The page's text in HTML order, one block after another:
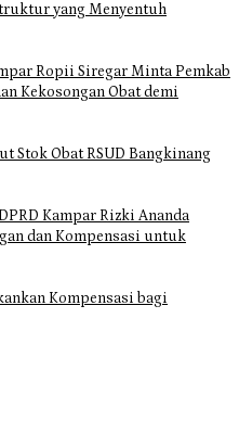
yang Menyentuh
Ropii Siregar Minta Pemkab
Kekosongan Obat demi
Stok Obat RSUD Bangkinang
Kampar Rizki Ananda
dan Kompensasi untuk
Kompensasi bagi